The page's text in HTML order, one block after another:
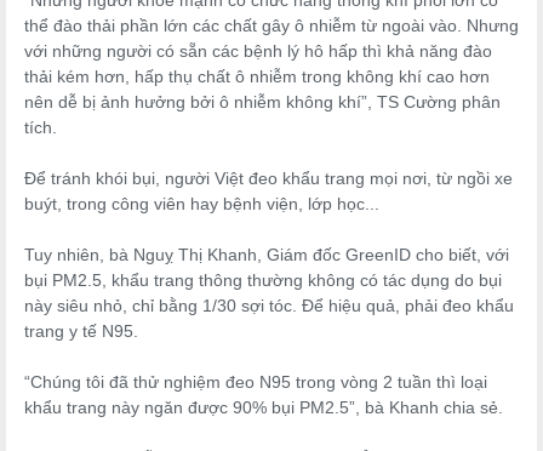
thể đào thải phần lớn các chất gây ô nhiễm từ ngoài vào. Nhưng
với những người có sẵn các bệnh lý hô hấp thì khả năng đào
thải kém hơn, hấp thụ chất ô nhiễm trong không khí cao hơn
nên dễ bị ảnh hưởng bởi ô nhiễm không khí”, TS Cường phân
tích.
Để tránh khói bụi, người Việt đeo khẩu trang mọi nơi, từ ngồi xe
buýt, trong công viên hay bệnh viện, lớp học...
Tuy nhiên, bà Nguỵ Thị Khanh, Giám đốc GreenID cho biết, với
bụi PM2.5, khẩu trang thông thường không có tác dụng do bụi
này siêu nhỏ, chỉ bằng 1/30 sợi tóc. Để hiệu quả, phải đeo khẩu
trang y tế N95.
“Chúng tôi đã thử nghiệm đeo N95 trong vòng 2 tuần thì loại
khẩu trang này ngăn được 90% bụi PM2.5”, bà Khanh chia sẻ.